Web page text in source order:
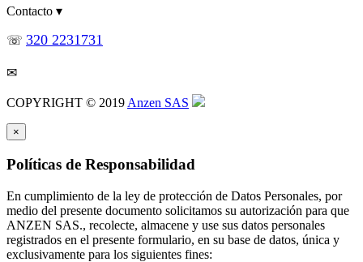
Contacto ▾
☏ 320 2231731
✉
COPYRIGHT © 2019 Anzen SAS
×
Políticas de Responsabilidad
En cumplimiento de la ley de protección de Datos Personales, por
medio del presente documento solicitamos su autorización para que
ANZEN SAS., recolecte, almacene y use sus datos personales
registrados en el presente formulario, en su base de datos, única y
exclusivamente para los siguientes fines: